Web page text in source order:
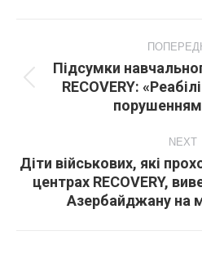
Підсумки
RECOVERY:
NEXT
Діти військових, які
центрах RECOVERY,
Азербайджану на